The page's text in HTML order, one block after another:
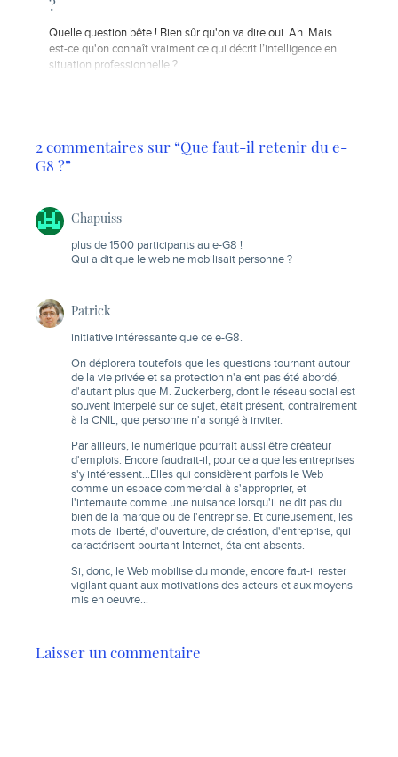
?
Quelle question bête ! Bien sûr qu'on va dire oui. Ah. Mais
est-ce qu'on connaît vraiment ce qui décrit l’intelligence en
situation professionnelle ?
2 commentaires sur “Que faut-il retenir du e-
G8 ?”
Chapuiss
plus de 1500 participants au e-G8 !
Qui a dit que le web ne mobilisait personne ?
Patrick
initiative intéressante que ce e-G8.
On déplorera toutefois que les questions tournant autour
de la vie privée et sa protection n'aient pas été abordé,
d'autant plus que M. Zuckerberg, dont le réseau social est
souvent interpelé sur ce sujet, était présent, contrairement
à la CNIL, que personne n'a songé à inviter.
Par ailleurs, le numérique pourrait aussi être créateur
d'emplois. Encore faudrait-il, pour cela que les entreprises
s'y intéressent…Elles qui considèrent parfois le Web
comme un espace commercial à s'approprier, et
l'internaute comme une nuisance lorsqu'il ne dit pas du
bien de la marque ou de l'entreprise. Et curieusement, les
mots de liberté, d'ouverture, de création, d'entreprise, qui
caractérisent pourtant Internet, étaient absents.
Si, donc, le Web mobilise du monde, encore faut-il rester
vigilant quant aux motivations des acteurs et aux moyens
mis en oeuvre…
Laisser un commentaire